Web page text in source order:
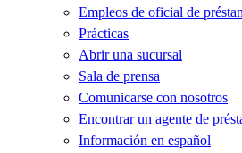
Empleos de oficial de
Prácticas
Abrir una sucursal
Sala de prensa
Comunicarse con nosotros
Encontrar un agente de
Información en español